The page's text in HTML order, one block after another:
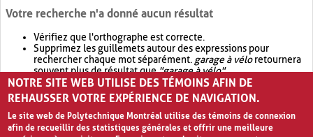
Votre recherche n'a donné aucun résultat
Vérifiez que l'orthographe est correcte.
Supprimez les guillemets autour des expressions pour
rechercher chaque mot séparément. garage à véloretournera
souvent plus de résultat que"garage à vélo".
Envisagez d'élargir votre recherche avec OR.garage OR vélo
retournera souvent plus de résultat quegarage à vélo
NOTRE SITE WEB UTILISE DES TÉMOINS AFIN DE
REHAUSSER VOTRE EXPÉRIENCE DE NAVIGATION.
Le site web de Polytechnique Montréal utilise des témoins de connexion
afin de recueillir des statistiques générales et offrir une meilleure